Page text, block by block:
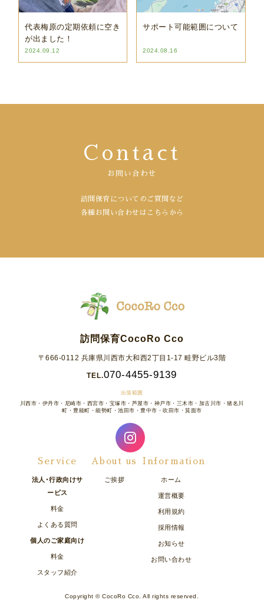
代表梅原の定期依頼に空き
が出ました！
2024.09.12
サポート可能範囲について
2024.08.16
Contact
お問い合わせ
訪問保育についてのご質問など
各種お問い合わせはこちらから
訪問保育CocoRo Cco
〒666-0112 兵庫県川西市大和西2丁目1-17 畦野ビル3階
TEL.070-4455-9139
出張範囲
川西市・伊丹市・尼崎市・西宮市・宝塚市・芦屋市・神戸市・三木市・加古川市・猪名川
町・豊能町・能勢町・池田市・豊中市・吹田市・箕面市
Service
法人･行政向けサ
ービス
料金
よくある質問
個人のご家庭向け
料金
スタッフ紹介
About us
ご挨拶
Information
ホーム
運営概要
利用規約
採用情報
お知らせ
お問い合わせ
Copyright © CocoRo Cco. All rights reserved.